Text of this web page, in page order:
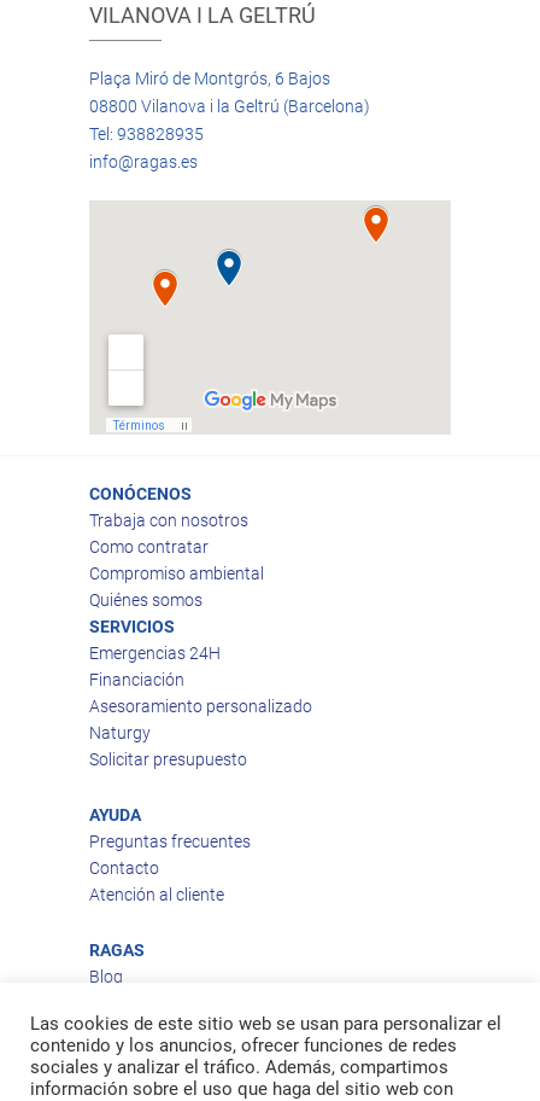
VILANOVA I LA GELTRÚ
Plaça Miró de Montgrós, 6 Bajos
08800 Vilanova i la Geltrú (Barcelona)
Tel: 938828935
info@ragas.es
CONÓCENOS
Trabaja con nosotros
Como contratar
Compromiso ambiental
Quiénes somos
SERVICIOS
Emergencias 24H
Financiación
Asesoramiento personalizado
Naturgy
Solicitar presupuesto
AYUDA
Preguntas frecuentes
Contacto
Atención al cliente
RAGAS
Blog
Política de privacidad
Política de cookies
Política de envío
Las cookies de este sitio web se usan para personalizar el
contenido y los anuncios, ofrecer funciones de redes
sociales y analizar el tráfico. Además, compartimos
información sobre el uso que haga del sitio web con